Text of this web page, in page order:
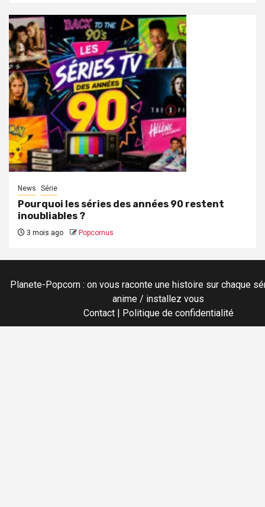
News Série
Pourquoi les séries des années 90 restent
inoubliables ?
3 mois ago Popcornus
Planete-Popcorn : on vous raconte une histoire sur chaque
anime / installez vous
Contact| Politique de confidentialité